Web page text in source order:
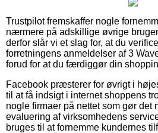
Trustpilot fremskaffer nogle
nærmere på adskillige øvrige
derfor slår vi et slag for, at du
forretningens anmeldelser af 3
forud for at du færdiggør din
Facebook præsterer for øvrigt i
til at få indsigt i internet shoppens
nogle firmaer på nettet som gør det
evaluering af virksomhedens
bruges til at fornemme kundernes